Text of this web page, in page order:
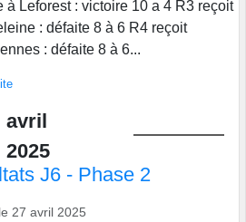
à Leforest : victoire 10 a 4 R3 reçoit
: défaite 8 à 6 R4 reçoit
: défaite 8 à 6...
avril
2025
J6 - Phase 2
27 avril 2025